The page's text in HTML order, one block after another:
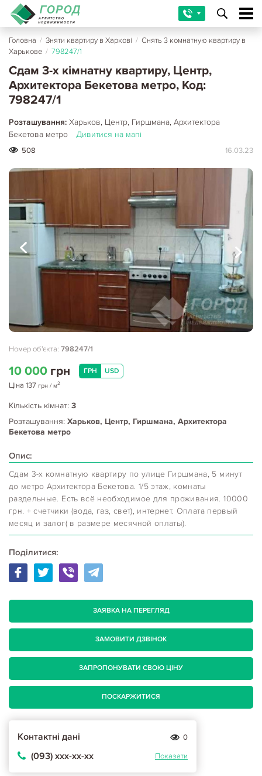
Головна / Зняти квартиру в Харкові / Снять 3 комнатную квартиру в
Харькове / 798247/1
Сдам 3-х кімнатну квартиру, Центр,
Архитектора Бекетова метро, Код:
798247/1
Розташування: Харьков, Центр, Гиршмана, Архитектора
Бекетова метро
Дивитися на мапі
508 16.03.23
Номер об'єкта: 798247/1
10 000 грн ГРН USD
Ціна 137 грн / м2
Кількість кімнат: 3
Розташування: Харьков, Центр, Гиршмана, Архитектора
Бекетова метро
Опис:
Сдам 3-х комнатную квартиру по улице Гиршмана, 5 минут
до метро Архитектора Бекетова. 1/5 этаж, комнаты
раздельные. Есть всё необходимое для проживания. 10000
грн. + счетчики (вода, газ, свет), интернет. Оплата первый
месяц и залог( в размере месячной оплаты).
Поділитися:
ЗАЯВКА НА ПЕРЕГЛЯД
ЗАМОВИТИ ДЗВІНОК
ЗАПРОПОНУВАТИ СВОЮ ЦІНУ
ПОСКАРЖИТИСЯ
Контактні дані 0
(093) ххх-хх-хх Показати